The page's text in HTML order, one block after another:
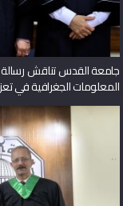
جامعة القدس تناقش رسالة
المعلومات الجغرافية في